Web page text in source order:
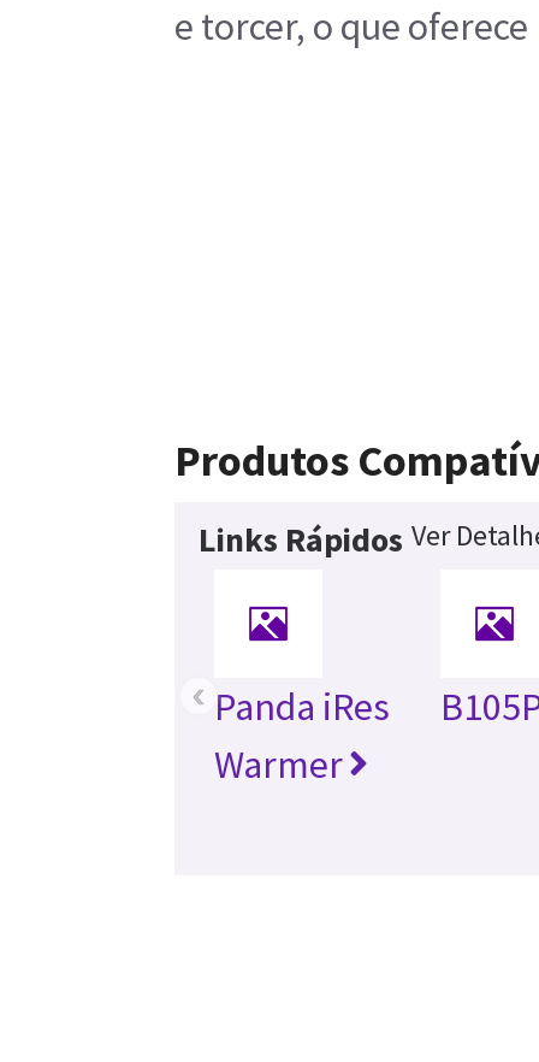
e torcer, o que
Produtos
Links Rápidos Ver
Panda iRes
Warmer
‹